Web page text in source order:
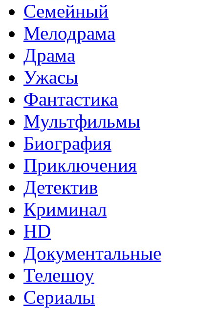
Семейный
Мелодрама
Драма
Ужасы
Фантастика
Мультфильмы
Биография
Приключения
Детектив
Криминал
HD
Документальные
Телешоу
Сериалы